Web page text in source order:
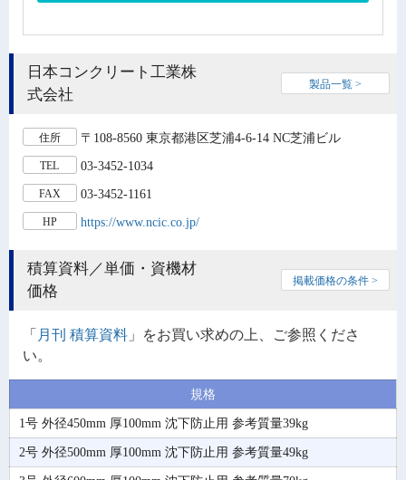
日本コンクリート工業株
式会社
製品一覧 >
住所 〒108-8560 東京都港区芝浦4-6-14 NC芝浦ビル
TEL 03-3452-1034
FAX 03-3452-1161
HP https://www.ncic.co.jp/
積算資料／単価・資機材
価格
掲載価格の条件 >
「 月刊 積算資料 」をお買い求めの上、ご参照くださ
い。
規格
1号 外径450mm 厚100mm 沈下防止用 参考質量39kg
2号 外径500mm 厚100mm 沈下防止用 参考質量49kg